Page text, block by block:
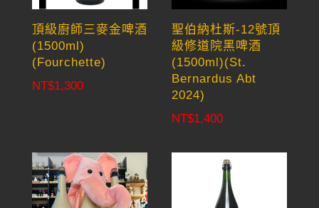
頂級廚師三麥金啤酒
(1500ml)
(Fourchette)
NT$1,300
聖伯納杜斯-12號頂
級修道院黑啤酒
(1500ml)(St.
Bernardus Abt
2024)
NT$1,400